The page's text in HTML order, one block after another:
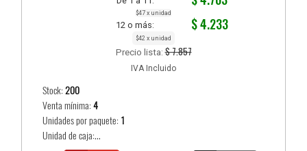
$47 x unidad
12 o más: $ 4.233
$42 x unidad
Precio lista:$ 7.857
IVA Incluido
Stock:200
Venta mínima:4
Unidades por paquete: 1
Unidad de caja:...